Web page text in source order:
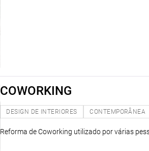
COWORKING
DESIGN DE INTERIORES CONTEMPORÂNEA
Reforma de Coworking utilizado por várias